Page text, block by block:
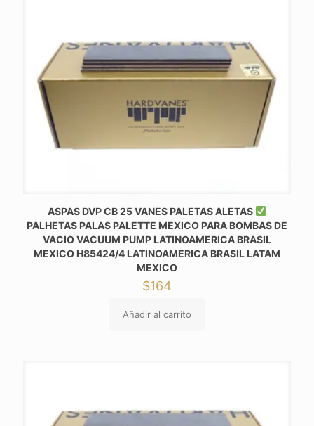
ASPAS DVP CB 25 VANES PALETAS ALETAS
PALHETAS PALAS PALETTE MEXICO PARA BOMBAS DE
VACIO VACUUM PUMP LATINOAMERICA BRASIL
MEXICO H85424/4 LATINOAMERICA BRASIL LATAM
MEXICO
$164
Añadir al carrito